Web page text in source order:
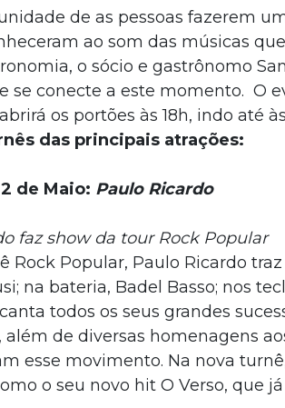
de as pessoas fazerem
ao som das músicas
o sócio e gastrônomo
se conecte a este momento. O
os portões às 18h, indo até
das principais atrações:
de Maio: Paulo Ricardo
faz show da tour Rock Popular
Rock Popular, Paulo Ricardo
na bateria, Badel Basso; nos
todos os seus grandes
além de diversas homenagens
esse movimento. Na nova
o seu novo hit O Verso, que